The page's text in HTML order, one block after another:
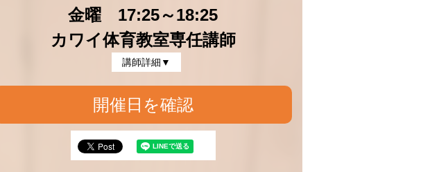
金曜 17:25～18:25
カワイ体育教室専任講師
講師詳細▼
開催日を確認